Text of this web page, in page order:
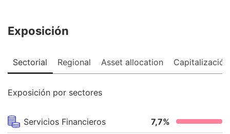
Exposición
Sectorial Regional Asset allocation Capitalización
Exposición por sectores
Servicios Financieros 7,7%